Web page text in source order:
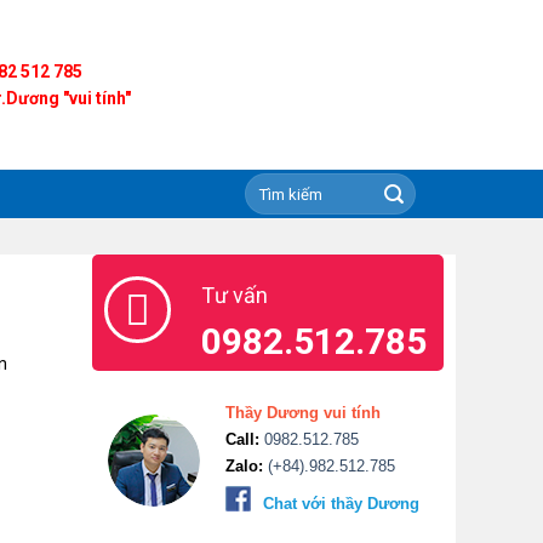
512 785
"vui tính"
Tư vấn
0982.512.785
Thầy Dương vui tính
Call: 0982.512.785
Zalo: (+84).982.512.785
Chat với thầy Dương